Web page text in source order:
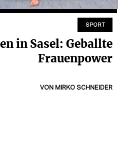
SPORT
in Sasel: Geballte
Frauenpower
VON MIRKO SCHNEIDER